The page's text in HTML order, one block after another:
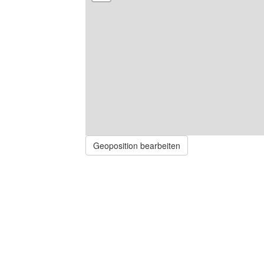
Geoposition bearbeiten